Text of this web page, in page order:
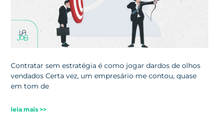
Contratar sem estratégia é como jogar dardos de olhos
vendados Certa vez, um empresário me contou, quase
em tom de
leia mais >>